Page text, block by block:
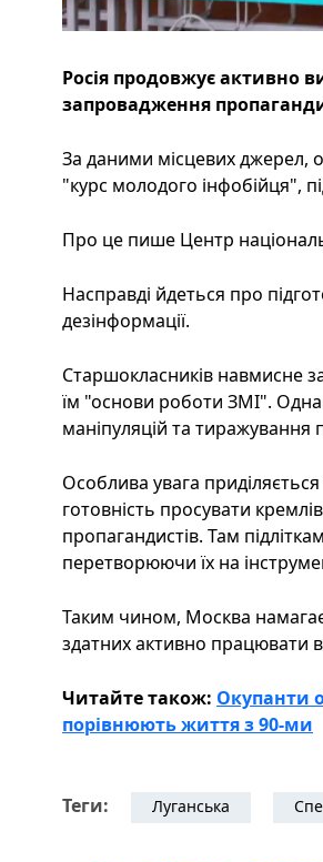
Росія продовжує активно
запровадження
За даними місцевих джерел,
"курс молодого інфобійця",
Про це пише Центр
Насправді йдеться про
дезінформації.
Старшокласників навмисне
їм "основи роботи ЗМІ".
маніпуляцій та тиражування
Особлива увага
готовність просувати
пропагандистів. Там
перетворюючи їх на
Таким чином, Москва
здатних активно працювати
Читайте також: Окупанти
порівнюють життя з 90-ми
Теги: Луганська